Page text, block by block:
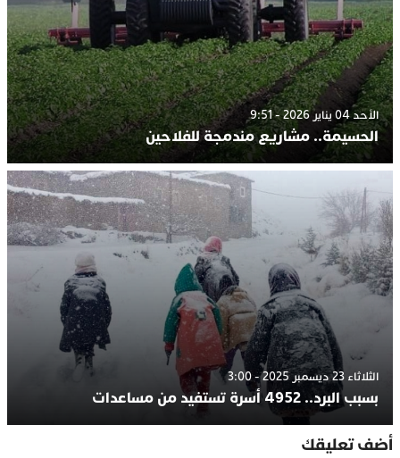
الأحد 04 يناير 2026 - 9:51
الحسيمة.. مشاريع مندمجة للفلاحين
الثلاثاء 23 ديسمبر 2025 - 3:00
بسبب البرد.. 4952 أسرة تستفيد من مساعدات
أضف تعليقك